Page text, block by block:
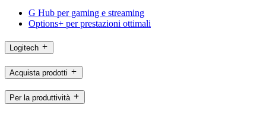
G Hub per gaming e streaming
Options+ per prestazioni ottimali
Logitech
Acquista prodotti
Per la produttività